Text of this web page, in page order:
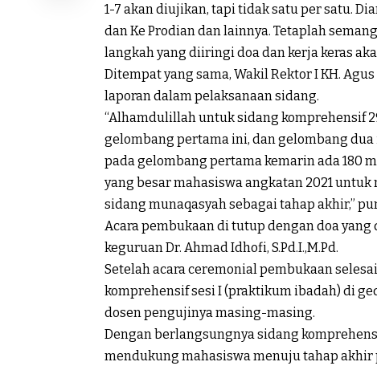
1-7 akan diujikan, tapi tidak satu per satu.
dan Ke Prodian dan lainnya. Tetaplah
langkah yang diiringi doa dan kerja keras
Ditempat yang sama, Wakil Rektor I KH.
laporan dalam pelaksanaan sidang.
“Alhamdulillah untuk sidang komprehensif
gelombang pertama ini, dan gelombang
pada gelombang pertama kemarin ada 180
yang besar mahasiswa angkatan 2021
sidang munaqasyah sebagai tahap akhir,”
Acara pembukaan di tutup dengan doa
keguruan Dr. Ahmad Idhofi, S.Pd.I.,M.Pd.
Setelah acara ceremonial pembukaan
komprehensif sesi I (praktikum ibadah) di
dosen pengujinya masing-masing.
Dengan berlangsungnya sidang
mendukung mahasiswa menuju tahap akhir